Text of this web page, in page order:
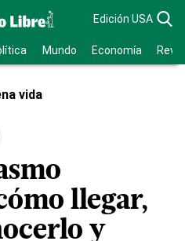
Edición USA
Mundo Economía
vida
llegar,
y